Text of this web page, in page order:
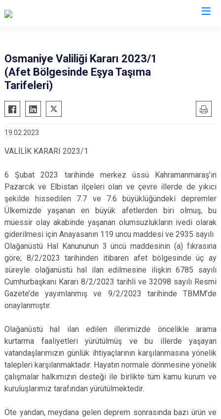
Osmaniye Valiliği Kararı 2023/1
(Afet Bölgesinde Eşya Taşıma
Tarifeleri)
19.02.2023
VALİLİK KARARI 2023/1
6 Şubat 2023 tarihinde merkez üssü Kahramanmaraş’ın
Pazarcık ve Elbistan ilçeleri olan ve çevre illerde de yıkıcı
şekilde hissedilen 7.7 ve 7.6 büyüklüğündeki depremler
Ülkemizde yaşanan en büyük afetlerden biri olmuş, bu
müessir olay akabinde yaşanan olumsuzlukların ivedi olarak
giderilmesi için Anayasanın 119 uncu maddesi ve 2935 sayılı
Olağanüstü Hal Kanununun 3 üncü maddesinin (a) fıkrasına
göre; 8/2/2023 tarihinden itibaren afet bölgesinde üç ay
süreyle olağanüstü hal ilan edilmesine ilişkin 6785 sayılı
Cumhurbaşkanı Kararı 8/2/2023 tarihli ve 32098 sayılı Resmi
Gazete’de yayımlanmış ve 9/2/2023 tarihinde TBMM’de
onaylanmıştır.
Olağanüstü hal ilan edilen illerimizde öncelikle arama
kurtarma faaliyetleri yürütülmüş ve bu illerde yaşayan
vatandaşlarımızın günlük ihtiyaçlarının karşılanmasına yönelik
talepleri karşılanmaktadır. Hayatın normale dönmesine yönelik
çalışmalar halkımızın desteği ile birlikte tüm kamu kurum ve
kuruluşlarımız tarafından yürütülmektedir.
Öte yandan, meydana gelen deprem sonrasında bazı ürün ve